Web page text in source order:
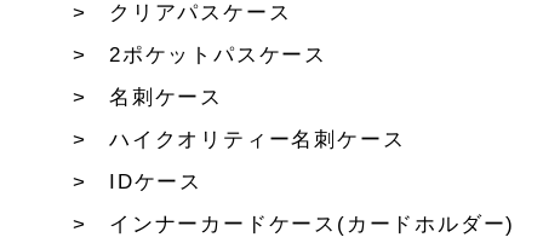
クリアパスケース
2ポケットパスケース
名刺ケース
ハイクオリティー名刺ケース
IDケース
インナーカードケース(カードホルダー)